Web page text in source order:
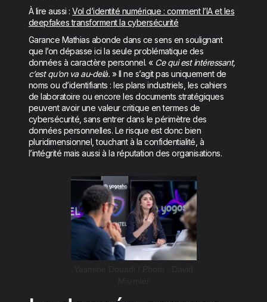
À lire aussi :Vol d’identité numérique : comment l’IA et les
deepfakes transforment la cybersécurité
Garance Mathias abonde dans ce sens en soulignant
que l’on dépasse ici la seule problématique des
données à caractère personnel. « Ce qui est intéressant,
c’est qu’on va au-delà. » Il ne s’agit pas uniquement de
noms ou d’identifiants : les plans industriels, les cahiers
de laboratoire ou encore les documents stratégiques
peuvent avoir une valeur critique en termes de
cybersécurité, sans entrer dans le périmètre des
données personnelles. Le risque est donc bien
pluridimensionnel, touchant à la confidentialité, à
l’intégrité mais aussi à la réputation des organisations.